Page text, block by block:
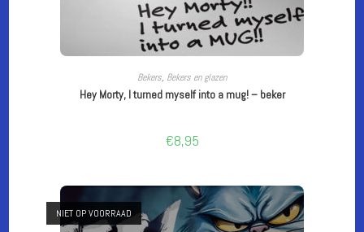
LEES VERDER
Bekers, Bekers en glazen
Hey Morty, I turned myself into a mug! – beker
€8,95
NIET OP VOORRAAD